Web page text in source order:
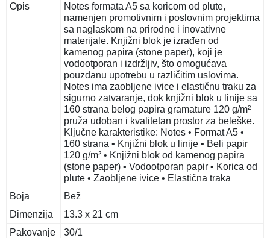
Opis
Notes formata A5 sa koricom od plute,
namenjen promotivnim i poslovnim projektima
sa naglaskom na prirodne i inovativne
materijale. Knjižni blok je izrađen od
kamenog papira (stone paper), koji je
vodootporan i izdržljiv, što omogućava
pouzdanu upotrebu u različitim uslovima.
Notes ima zaobljene ivice i elastičnu traku za
sigurno zatvaranje, dok knjižni blok u linije sa
160 strana belog papira gramature 120 g/m²
pruža udoban i kvalitetan prostor za beleške.
Ključne karakteristike: Notes • Format A5 •
160 strana • Knjižni blok u linije • Beli papir
120 g/m² • Knjižni blok od kamenog papira
(stone paper) • Vodootporan papir • Korica od
plute • Zaobljene ivice • Elastična traka
Boja
Bež
Dimenzija
13.3 x 21 cm
Pakovanje
30/1